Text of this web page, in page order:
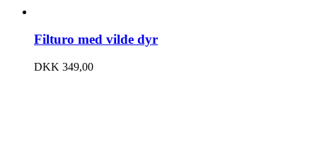
Filturo med vilde dyr
DKK 349,00